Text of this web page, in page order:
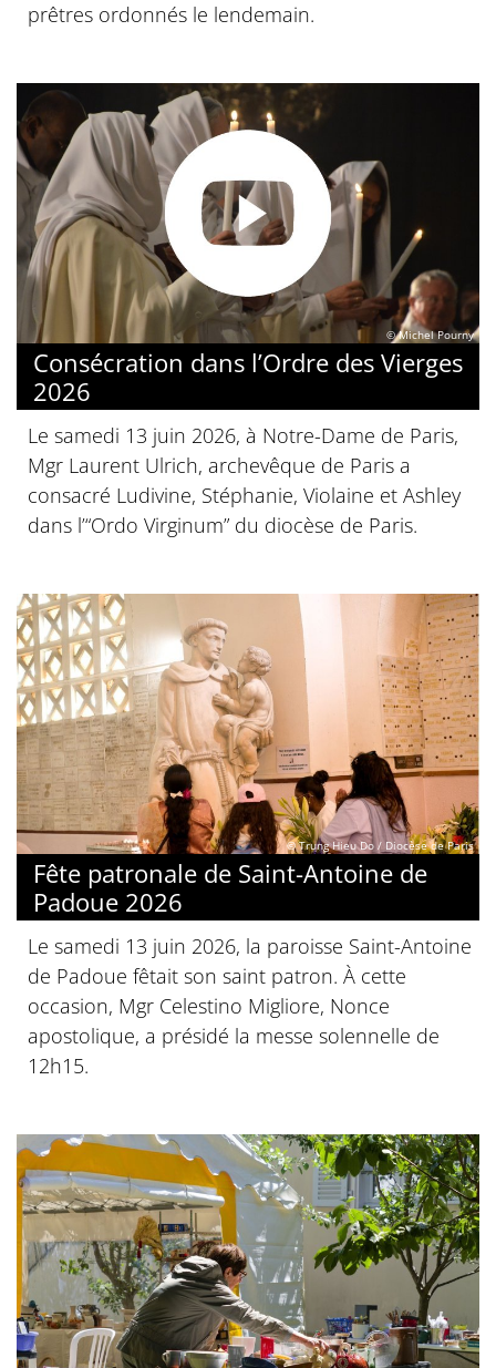
prêtres ordonnés le lendemain.
© Michel Pourny
Consécration dans l’Ordre des Vierges
2026
Le samedi 13 juin 2026, à Notre-Dame de Paris,
Mgr Laurent Ulrich, archevêque de Paris a
consacré Ludivine, Stéphanie, Violaine et Ashley
dans l’“Ordo Virginum” du diocèse de Paris.
© Trung Hieu Do / Diocèse de Paris
Fête patronale de Saint-Antoine de
Padoue 2026
Le samedi 13 juin 2026, la paroisse Saint-Antoine
de Padoue fêtait son saint patron. À cette
occasion, Mgr Celestino Migliore, Nonce
apostolique, a présidé la messe solennelle de
12h15.